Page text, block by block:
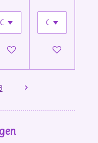
In winkelwagenIn winkelwagen